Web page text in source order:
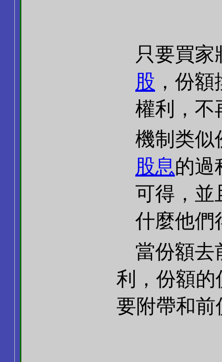
只要買
股 ，份
權利，不
機制类似
股息的過
可得，並
什麼他們
當份額去
利，份額的
要附帶和前